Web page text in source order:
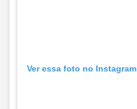
Ver essa foto no Instagram